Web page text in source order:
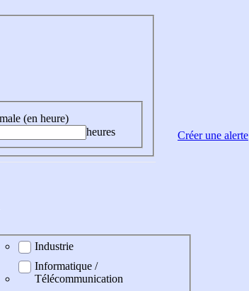
(en heure)
heures
Industrie
Informatique /
Télécommunication
Créer une alerte